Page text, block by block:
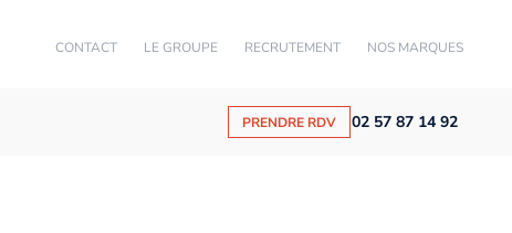
CONTACT LE GROUPE RECRUTEMENT NOS MARQUES
PRENDRE RDV 02 57 87 14 92